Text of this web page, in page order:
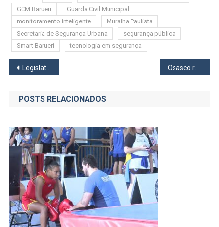
GCM Barueri
Guarda Civil Municipal
monitoramento inteligente
Muralha Paulista
Secretaria de Segurança Urbana
segurança pública
Smart Barueri
tecnologia em segurança
Navegação
de
Post
Legislativo aprova projeto que incentiva corridas de rua em Osasco
POSTS RELACIONADOS